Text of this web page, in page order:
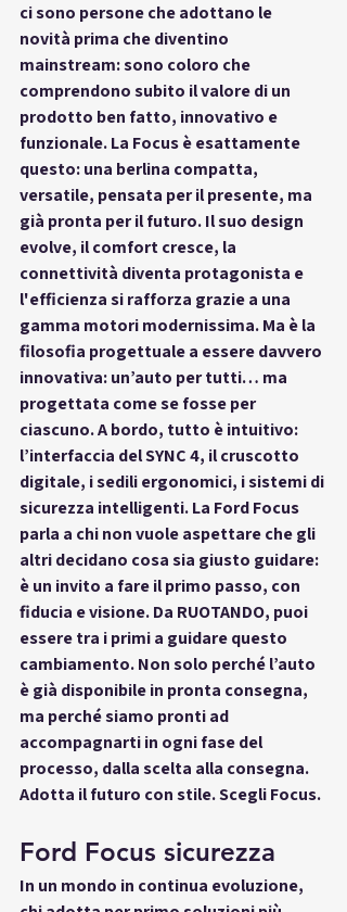
ci sono persone che adottano le
novità prima che diventino
mainstream: sono coloro che
comprendono subito il valore di un
prodotto ben fatto, innovativo e
funzionale. La Focus è esattamente
questo: una berlina compatta,
versatile, pensata per il presente, ma
già pronta per il futuro. Il suo design
evolve, il comfort cresce, la
connettività diventa protagonista e
l'efficienza si rafforza grazie a una
gamma motori modernissima. Ma è la
filosofia progettuale a essere davvero
innovativa: un’auto per tutti… ma
progettata come se fosse per
ciascuno. A bordo, tutto è intuitivo:
l’interfaccia del SYNC 4, il cruscotto
digitale, i sedili ergonomici, i sistemi di
sicurezza intelligenti. La Ford Focus
parla a chi non vuole aspettare che gli
altri decidano cosa sia giusto guidare:
è un invito a fare il primo passo, con
fiducia e visione. Da RUOTANDO, puoi
essere tra i primi a guidare questo
cambiamento. Non solo perché l’auto
è già disponibile in pronta consegna,
ma perché siamo pronti ad
accompagnarti in ogni fase del
processo, dalla scelta alla consegna.
Adotta il futuro con stile. Scegli Focus.
Ford Focus sicurezza
In un mondo in continua evoluzione,